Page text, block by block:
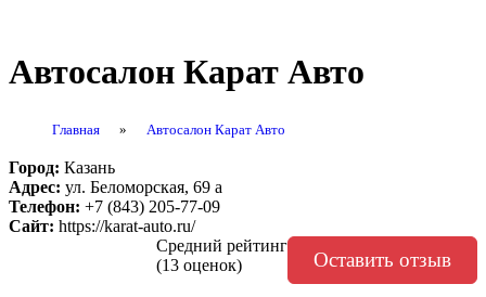
Автосалон Карат Авто
Главная » Автосалон Карат Авто
Город: Казань
Адрес: ул. Беломорская, 69 а
Телефон: +7 (843) 205-77-09
Сайт: https://karat-auto.ru/
Средний рейтинг
(13 оценок)
Оставить отзыв